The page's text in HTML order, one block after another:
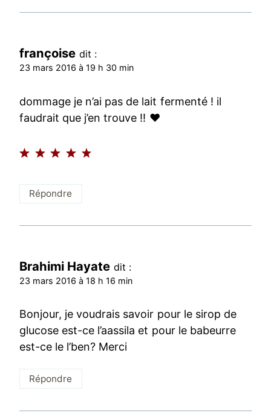
françoise dit :
23 mars 2016 à 19 h 30 min
dommage je n’ai pas de lait fermenté ! il
faudrait que j’en trouve !! ♥
Répondre
Brahimi Hayate dit :
23 mars 2016 à 18 h 16 min
Bonjour, je voudrais savoir pour le sirop de
glucose est-ce l’aassila et pour le babeurre
est-ce le l’ben? Merci
Répondre